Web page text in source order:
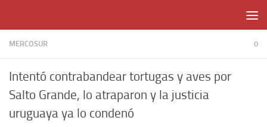
MERCOSUR 0
Intentó contrabandear tortugas y aves por
Salto Grande, lo atraparon y la justicia
uruguaya ya lo condenó